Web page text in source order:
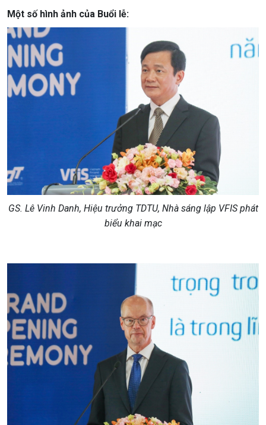
Một số hình ảnh của Buổi lễ:
GS. Lê Vinh Danh, Hiệu trưởng TDTU, Nhà sáng lập VFIS phát
biểu khai mạc